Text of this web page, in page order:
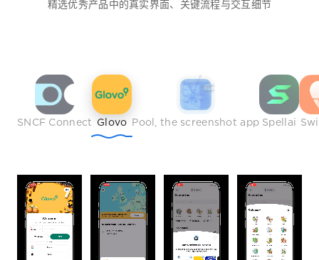
精选优秀产品中的真实界面、关键流程与交互细节
SNCF Connect Glovo Pool, the screenshot app Spellai